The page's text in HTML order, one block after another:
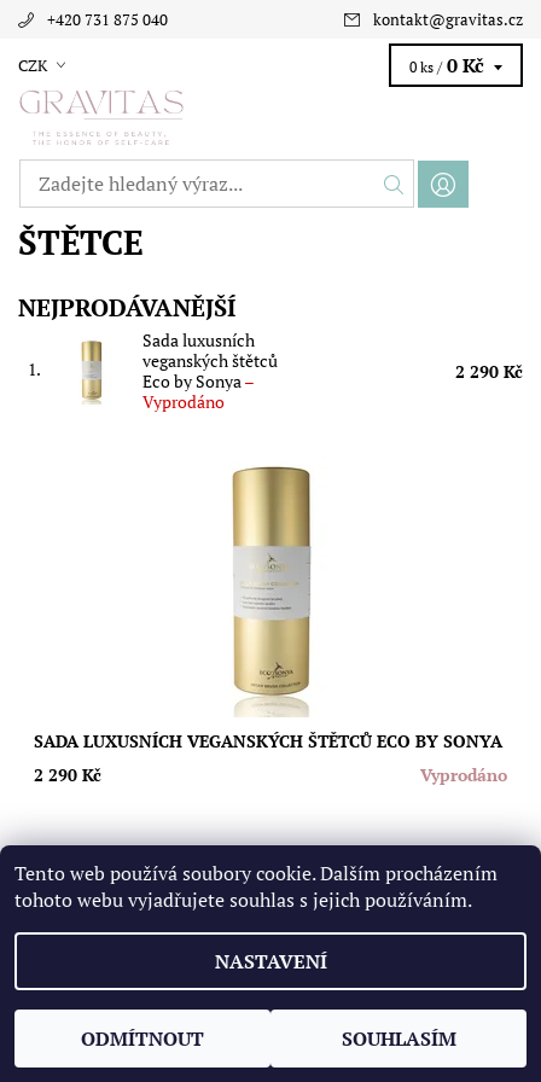
+420 731 875 040 kontakt@gravitas.cz
CZK 0 ks / 0 Kč
ŠTĚTCE
NEJPRODÁVANĚJŠÍ
1.
Sada luxusních
veganských štětců
Eco by Sonya–
Vyprodáno
2 290 Kč
nebo nanášení samoopalovacích...
Eco by Sonya
SADA LUXUSNÍCH VEGANSKÝCH ŠTĚTCŮ ECO BY SONYA
2 290 Kč
Vyprodáno
2026 © Gravitas, všechna práva vyhrazena
cookies
Tento web používá soubory cookie. Dalším procházením
tohoto webu vyjadřujete souhlas s jejich používáním.
NASTAVENÍ
ODMÍTNOUT SOUHLASÍM